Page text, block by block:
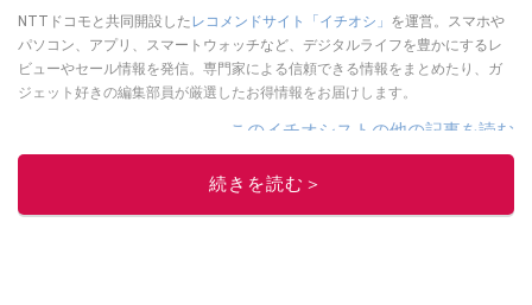
NTTドコモと共同開設した レコメンドサイト「イチオシ」 を運営。スマホや
パソコン、アプリ、スマートウォッチなど、デジタルライフを豊かにするレ
ビューやセール情報を発信。専門家による信頼できる情報をまとめたり、ガ
ジェット好きの編集部員が厳選したお得情報をお届けします。
このイチオシストの他の記事を読む
続きを読む＞